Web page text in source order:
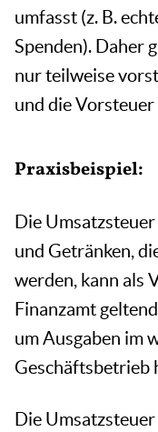
umfasst (z. B.
Spenden). Daher
nur teilweise
und die
Praxisbeispiel:
Die
und Getränken,
werden, kann als
Finanzamt
um Ausgaben im
Geschäftsbetrieb
Die